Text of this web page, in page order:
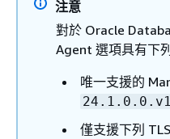
注意
對於 Oracle
Agent 選項具有下
唯一支援的
24.1.0.0.v1
僅支援下列